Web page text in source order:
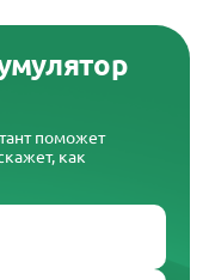
поможет
как